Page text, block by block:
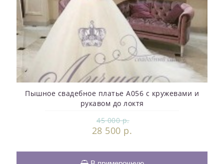
Пышное свадебное платье A056 с кружевами и
рукавом до локтя
45 000 р.
28 500 р.